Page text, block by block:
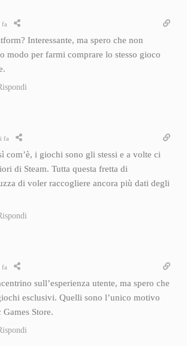
fa
Interessante, ma spero che non
modo per farmi comprare lo stesso gioco
fa
com’è, i giochi sono gli stessi e a volte ci
di Steam. Tutta questa fretta di
di voler raccogliere ancora più dati degli
fa
sull’esperienza utente, ma spero che
esclusivi. Quelli sono l’unico motivo
Store.